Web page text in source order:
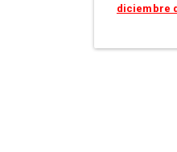
diciembre